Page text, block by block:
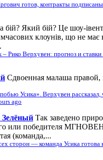
готов, контракты
бій? Який бій? Це шоу-
клоунів, що не має
– Рико Верхувен: прогноз и
Сдвоенная малаша правой,
Усика». Верхувен рассказал,
ago
Зелёный Так заведено
или победителя
(команда,...
сторон — команда Усика готова